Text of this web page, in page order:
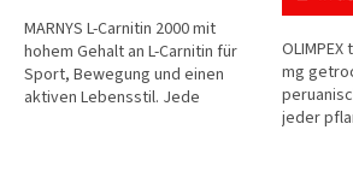
5
Sternen.
MARNYS L-Carnitin 2000 mit
hohem Gehalt an L-Carnitin für
Sport, Bewegung und einen
aktiven Lebensstil. Jede
mg
jeder